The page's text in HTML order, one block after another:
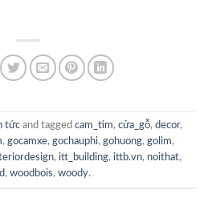
tứcand tagged cam_tim, cửa_gỗ, decor,
, gocamxe, gochauphi, gohuong, golim,
, itt_building, ittb.vn, noithat,
, woodbois, woody.